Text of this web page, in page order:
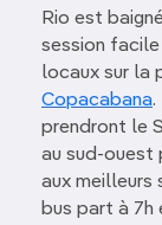
Rio est
session facile
locaux sur la
Copacabana.
prendront le
au sud-ouest
aux meilleurs
bus part à